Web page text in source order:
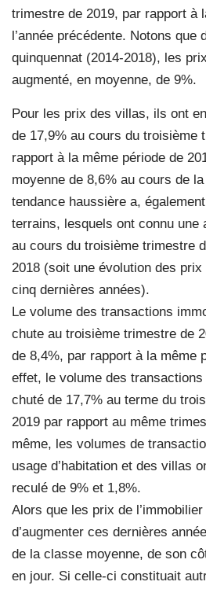
trimestre de 2019, par rapport à
l’année précédente. Notons que
quinquennat (2014-2018), les
augmenté, en moyenne, de 9%.
Pour les prix des villas, ils ont
de 17,9% au cours du troisième
rapport à la même période de
moyenne de 8,6% au cours de
tendance haussière a,
terrains, lesquels ont connu une
au cours du troisième trimestre
2018 (soit une évolution des
cinq dernières années).
Le volume des transactions
chute au troisième trimestre de
de 8,4%, par rapport à la même
effet, le volume des
chuté de 17,7% au terme du
2019 par rapport au même
même, les volumes de
usage d’habitation et des villas
reculé de 9% et 1,8%.
Alors que les prix de
d’augmenter ces dernières
de la classe moyenne, de son
en jour. Si celle-ci constituait